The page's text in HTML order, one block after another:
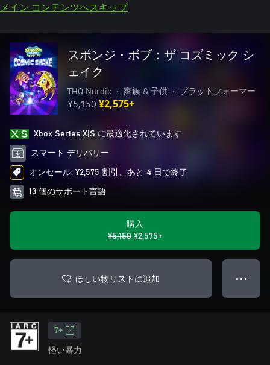
メイン コンテンツへスキップ
スポンジ・ボブ：ザ コズミック シ
ェイク
THQ Nordic • 家族 & 子供 • プラットフォーマー
¥5,150¥2,575+
Xbox Series X|S に最適化されています
スマート デリバリー
オンセール: ¥2,575 割引、あと 4 日で終了
13 個のサポート言語
購入
¥5,150 ¥2,575+
ほしい物リストに追加 ● ● ●
7+
軽い暴力